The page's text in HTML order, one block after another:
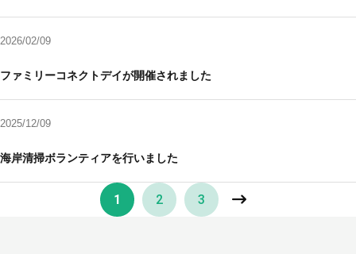
2026/02/09
ファミリーコネクトデイが開催されました
2025/12/09
海岸清掃ボランティアを行いました
1 2 3 »